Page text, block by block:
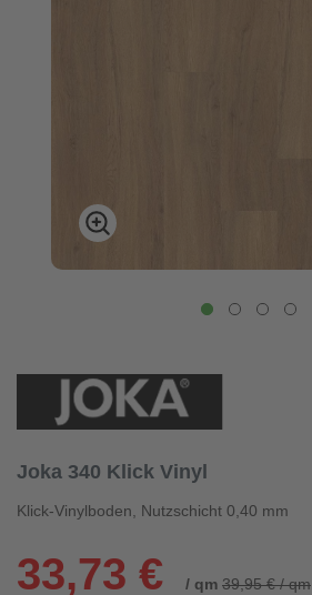
Joka 340 Klick Vinyl
Klick-Vinylboden, Nutzschicht 0,40 mm
33,73 € / qm 39,95 € / qm